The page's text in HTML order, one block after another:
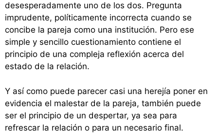
desesperadamente uno de los dos. Pregunta
imprudente, políticamente incorrecta cuando se
concibe la pareja como una institución. Pero ese
simple y sencillo cuestionamiento contiene el
principio de una compleja reflexión acerca del
estado de la relación.
Y así como puede parecer casi una herejía poner en
evidencia el malestar de la pareja, también puede
ser el principio de un despertar, ya sea para
refrescar la relación o para un necesario final.